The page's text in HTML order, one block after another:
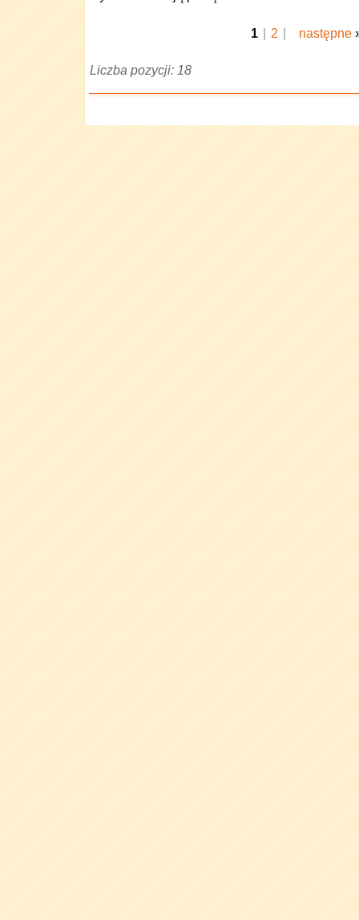
1 | 2 | następne
Liczba pozycji: 18